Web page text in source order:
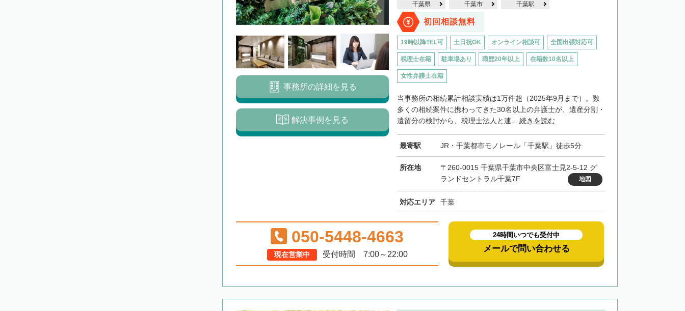
千葉県 千葉市 千葉駅
初回相談無料
19時以降TEL可 土日祝OK オンライン相談可 全国出張対応可
税理士在籍 駐車場あり 職歴20年以上 在籍数10名以上
女性弁護士在籍
当事務所の相続累計相談実績は1万件超（2025年9月まで）。数
多くの相続案件に携わってきた30名以上の弁護士が、遺産分割・
遺留分の検討から、税理士法人と連... 続きを読む
最寄駅 JR・千葉都市モノレール「千葉駅」徒歩5分
所在地
〒260-0015 千葉県千葉市中央区富士見2-5-12 グ
ランドセントラル千葉7F
地図
対応エリア 千葉
事務所の詳細を見る
解決事例を見る
050-5448-4663
現在営業中 受付時間 7:00～22:00
24時間いつでも受付中
メールで問い合わせる